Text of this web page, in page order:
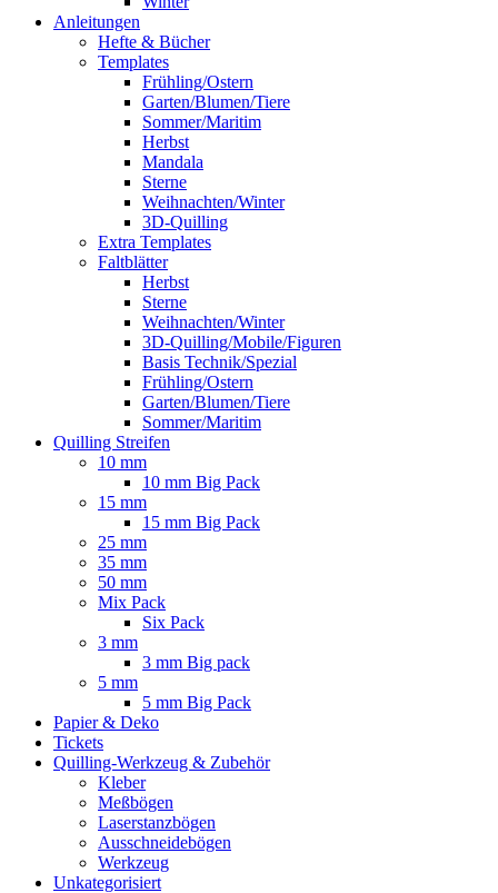
Anleitungen
Hefte & Bücher
Templates
Frühling/Ostern
Garten/Blumen/Tiere
Sommer/Maritim
Herbst
Mandala
Sterne
Weihnachten/Winter
3D-Quilling
Extra Templates
Faltblätter
Herbst
Sterne
Weihnachten/Winter
3D-Quilling/Mobile/Figuren
Basis Technik/Spezial
Frühling/Ostern
Garten/Blumen/Tiere
Sommer/Maritim
Quilling Streifen
10 mm
10 mm Big Pack
15 mm
15 mm Big Pack
25 mm
35 mm
50 mm
Mix Pack
Six Pack
3 mm
3 mm Big pack
5 mm
5 mm Big Pack
Papier & Deko
Tickets
Quilling-Werkzeug & Zubehör
Kleber
Meßbögen
Laserstanzbögen
Ausschneidebögen
Werkzeug
Unkategorisiert